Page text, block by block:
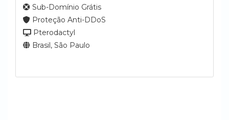
Sub-Domínio Grátis
Proteção Anti-DDoS
Pterodactyl
Brasil, São Paulo